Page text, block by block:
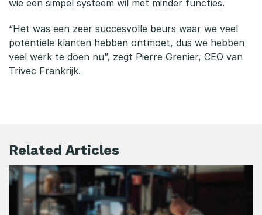
wie een simpel systeem wil met minder functies.
“Het was een zeer succesvolle beurs waar we veel
potentiele klanten hebben ontmoet, dus we hebben
veel werk te doen nu”, zegt Pierre Grenier, CEO van
Trivec Frankrijk.
Related Articles